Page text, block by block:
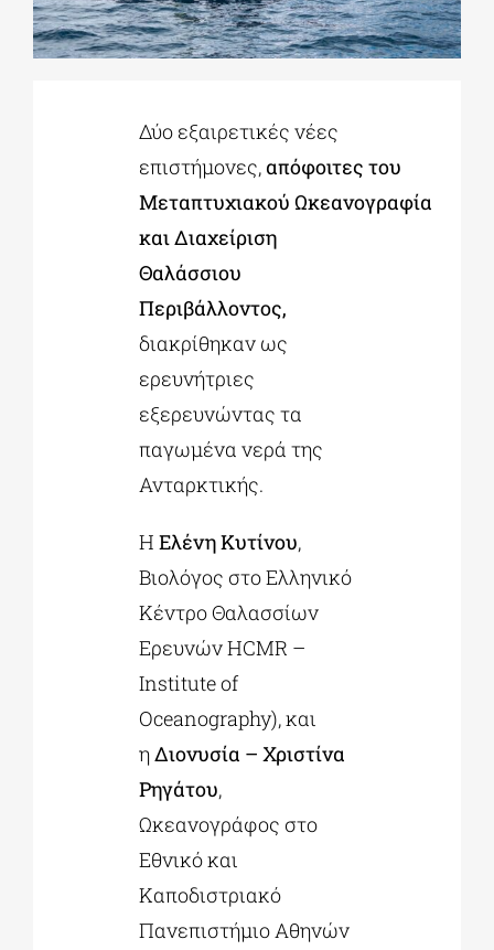
ΕΚΠΑΙΔΕΥΤΙΚΑ ΙΔΡΥΜΑΤΑ
ΠΟΛΙΤΙΣΤΙΚΟΙ ΦΟΡΕΙΣ
Δύο εξαιρετικές νέες
επιστήμονες, απόφοιτες του
Μεταπτυχιακού Ωκεανογραφία
και Διαχείριση
Θαλάσσιου
Περιβάλλοντος,
διακρίθηκαν ως
ερευνήτριες
εξερευνώντας τα
παγωμένα νερά της
Ανταρκτικής.
Η Ελένη Κυτίνου,
Βιολόγος στο Ελληνικό
Κέντρο Θαλασσίων
Ερευνών HCMR –
Institute of
Oceanography), και
ηΔιονυσία – Χριστίνα
Ρηγάτου,
Ωκεανογράφος στο
Εθνικό και
Καποδιστριακό
Πανεπιστήμιο Αθηνών